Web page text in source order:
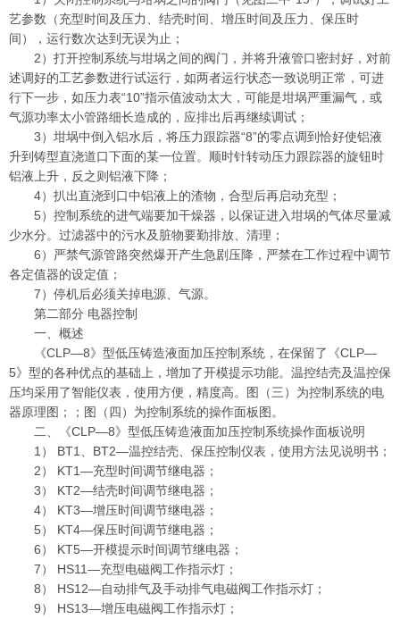
艺参数（充型时间及压力、结壳时间、增压时间及压力、保压时
间），运行数次达到无误为止；
2）打开控制系统与坩埚之间的阀门，并将升液管口密封好，对前
述调好的工艺参数进行试运行，如两者运行状态一致说明正常，可进
行下一步，如压力表“10”指示值波动太大，可能是坩埚严重漏气，或
气源功率太小管路细长造成的，应排出后再继续调试；
3）坩埚中倒入铝水后，将压力跟踪器“8”的零点调到恰好使铝液
升到铸型直浇道口下面的某一位置。顺时针转动压力跟踪器的旋钮时
铝液上升，反之则铝液下降；
4）扒出直浇到口中铝液上的渣物，合型后再启动充型；
5）控制系统的进气端要加干燥器，以保证进入坩埚的气体尽量减
少水分。过滤器中的污水及脏物要勤排放、清理；
6）严禁气源管路突然爆开产生急剧压降，严禁在工作过程中调节
各定值器的设定值；
7）停机后必须关掉电源、气源。
第二部分 电器控制
一、概述
《CLP—8》型低压铸造液面加压控制系统，在保留了《CLP—
5》型的各种优点的基础上，增加了开模提示功能。温控结壳及温控保
压均采用了智能仪表，使用方便，精度高。图（三）为控制系统的电
器原理图；；图（四）为控制系统的操作面板图。
二、《CLP—8》型低压铸造液面加压控制系统操作面板说明
1） BT1、BT2—温控结壳、保压控制仪表，使用方法见说明书；
2） KT1—充型时间调节继电器；
3） KT2—结壳时间调节继电器；
4） KT3—增压时间调节继电器；
5） KT4—保压时间调节继电器；
6） KT5—开模提示时间调节继电器；
7） HS11—充型电磁阀工作指示灯；
8） HS12—自动排气及手动排气电磁阀工作指示灯；
9） HS13—增压电磁阀工作指示灯；